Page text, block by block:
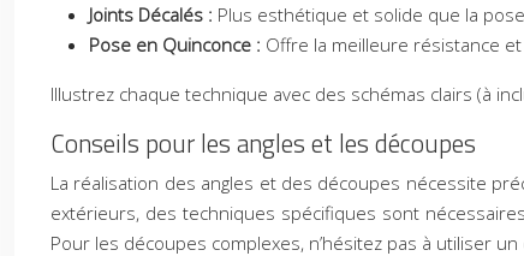
Joints Décalés : Plus esthétique et solide que la
Pose en Quinconce : Offre la meilleure résistance
Illustrez chaque technique avec des schémas clairs (à
Conseils pour les angles et les découpes
La réalisation des angles et des découpes nécessite
extérieurs, des techniques spécifiques sont
Pour les découpes complexes, n’hésitez pas à utiliser